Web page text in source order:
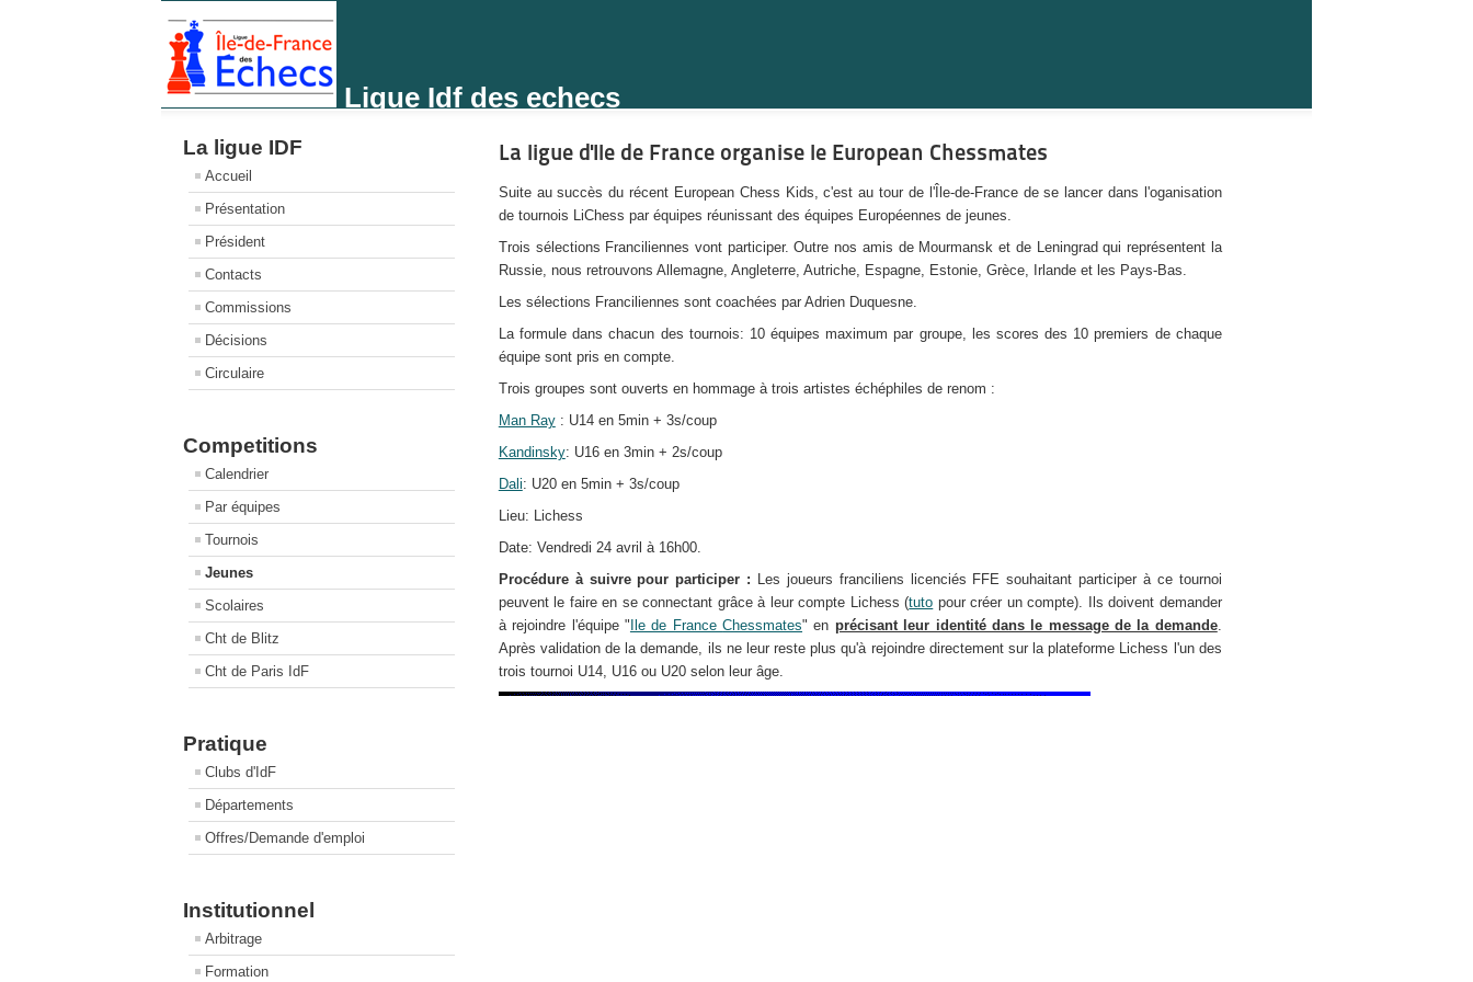
Ligue Idf des echecs
La ligue IDF
Accueil
Présentation
Président
Contacts
Commissions
Décisions
Circulaire
Competitions
Calendrier
Par équipes
Tournois
Jeunes
Scolaires
Cht de Blitz
Cht de Paris IdF
Pratique
Clubs d'IdF
Départements
Offres/Demande d'emploi
Institutionnel
Arbitrage
Formation
La ligue d'Ile de France organise le European Chessmates
Suite au succès du récent European Chess Kids, c'est au tour de l'Île-de-France de se lancer dans l'oganisation
de tournois LiChess par équipes réunissant des équipes Européennes de jeunes.
Trois sélections Franciliennes vont participer. Outre nos amis de Mourmansk et de Leningrad qui représentent la
Russie, nous retrouvons Allemagne, Angleterre, Autriche, Espagne, Estonie, Grèce, Irlande et les Pays-Bas.
Les sélections Franciliennes sont coachées par Adrien Duquesne.
La formule dans chacun des tournois: 10 équipes maximum par groupe, les scores des 10 premiers de chaque
équipe sont pris en compte.
Trois groupes sont ouverts en hommage à trois artistes échéphiles de renom :
Man Ray: U14 en 5min + 3s/coup
Kandinsky: U16 en 3min + 2s/coup
Dali: U20 en 5min + 3s/coup
Lieu: Lichess
Date: Vendredi 24 avril à 16h00.
Procédure à suivre pour participer : Les joueurs franciliens licenciés FFE souhaitant participer à ce tournoi
peuvent le faire en se connectant grâce à leur compte Lichess (tuto pour créer un compte). Ils doivent demander
à rejoindre l'équipe " Ile de FranceChessmates" en précisant leur identité dans le message de la demande.
Après validation de la demande, ils ne leur reste plus qu'à rejoindre directement sur la plateforme Lichess l'un des
trois tournoi U14, U16 ou U20 selon leur âge.